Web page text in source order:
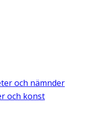
och nämnder
och konst